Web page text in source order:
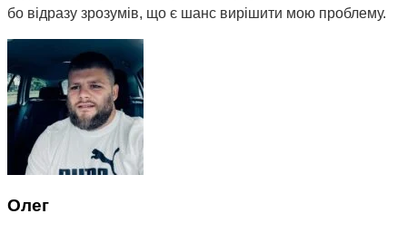
бо відразу зрозумів, що є шанс вирішити мою проблему.
На даний момент після двох сеансів терапії, а також
щоденних вправ, призначених мені Мітею, мій стан
покращився, зник біль у шиї та плечах, і найголовніше -
дзвін став набагато тихішим, а іноді зовсім стихає. Тому
я можу рекомендувати остеопата Мітю, бо з усього
ланцюжка людей, до яких я звертався з моєю
проблемою, це перша і єдина людина, яка мені реально
Олег